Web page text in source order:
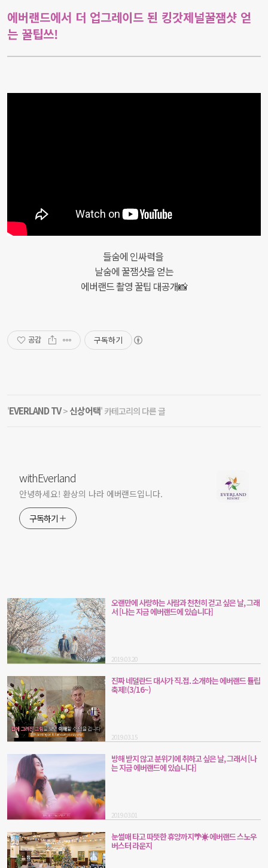
에버랜드에서 더 업그레이드 된 킹갓제널꿀잼샷 얻
는 꿀팁쓰!
들숨에 인싸력을
날숨에 꿀잼샷을 얻는
에버랜드 촬영 꿀팁 대공개📸
공감 구독하기
'EVERLAND TV> 신상어택' 카테고리의 다른 글
withEverland
안녕하세요! 환상의 나라 에버랜드입니다.
구독하기
오랜만에 사랑하는 사람과 천천히 걷고 싶은 날, 그래
서 [나는 지금 에버랜드에 있습니다]
2019.03.20
진짜 네덜란드 대사가 직.접. 소개하는 에버랜드 튤립
축제!(3/16~)
2019.03.15
방해 받지 않고 분위기에 취하고 싶은 날, 그래서 [나
는 지금 에버랜드에 있습니다]
2019.03.01
눈썰매 타고 따뜻한 휴양까지🌴☀ 에버랜드 스노우
버스터 라운지